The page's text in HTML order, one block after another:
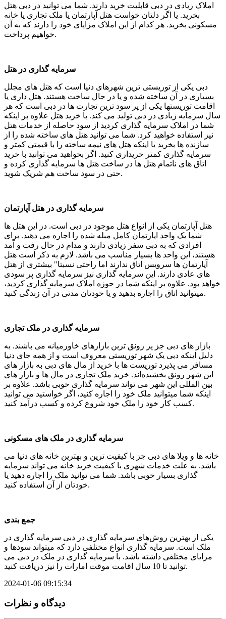
املاک زیادی در دبی قابلیت خرید دارند. شما می توانید در دبی هتل
بخرید. یا اگر دلتان خواست هتل آپارتمان یا ملک تجاری یا خانه
مسکونی بخرید. هر کدام از این املاک مزایای خود را دارند که به آن
خواهیم پرداخت.
سرمایه گذاری در هتل
دبی یکی از توریستی ترین شهرهای دنیا است که هتل های مجلل
بسیاری در آن ساخته شده و یا در حال ساخت هستند. هتل داری یا
اقامت توریستها یکی از پر سود ترین تجارت ها در دبی است که هر
سال سرمایه زیادی در دبی تولید می کند. با خرید هتل علاوه بر اینکه
شما در املاک سرمایه گذاری کردید از سود حاصله از خدمات هتل
نیز استفاده خواهید کرد. شما می توانید هتل های ساخته شده را از
سازنده ها بخرید یا اینکه هتل های نیمه ساخته را با قیمتی کمتر و
سرمایه گذاری کمتر خریداری کنید. اگر بخواهید می توانید با خرید
اتاق های ناتمام هتل ها در ساخت هتل ها سرمایه گذاری کرده و
حتی در سود ساخت هم شریک شوید.
سرمایه گذاری در هتل آپارتمان
هتل آپارتمان یکی از انواع هتل موجود در دبی است. در این هتل ها
شما یک واحد اپارتمان کامل مبله شده را اجاره می دهید. برای
افرادی که به دبی سفر زیادی دارند و مدام در حال رفت و آمد
هستند، این واحد ها بسیار مناسب می باشد. لازم به ذکر است هتل
آپارتمان ها سرویس اتاق ندارند اما راحتی نسبتا" بیشتری از هتل
های عادی دارند. این سرمایه گذاری نیز سرمایه گذاری پر سودی
خواهد بود. علاوه بر اینکه شما در حوزه املاک سرمایه گذاری کردید،
میتوانید اتاق را اجاره بدهید و یا خودتان مدتی در آن زندگی کنید.
سرمایه گذاری در ملک تجاری
بازار های دبی جز پر رونق ترین بازارهای خاورمیانه می باشند. به
دلیل اینکه دبی یک شهر توریستی معروف است و از همه جای دنیا
مسافر می پذیرد توریست ها با خرید از مال های دبی به بازار های
این شهر رونق بخشیده‌اند. خرید ملک تجاری در مال ها و بازار های
بین المللی این شهر می تواند سرمایه گذاری خوبی باشد. علاوه بر
اینکه شما میتوانید ملک خود را اجاره کنید، اگر خواستید می توانید
کسب کار خود را ملک خود شروع کرده و کسب درآمد کنید.
سرمایه گذاری در ملک های مسکونی
خانه ها و ویلا های دبی جز با کیفیت ترین و بهترین خانه های دنیا می
باشد. به علت خدمات شهری با کیفیت خرید خانه می تواند سرمایه
گذاری بسیار خوبی باشد. شما می توانید ملک را اجاره دهید یا
خودتان از آن استفاده کنید.
جمع بندی
یکی از بهترین روش‌های سرمایه گذاری در دبی سرمایه گذاری در
ملک است. سرمایه گذاری انواع مختلفی دارد که میتواند سودها و
مزایای مختلفی داشته باشد. با سرمایه گذاری در ملک در دبی می
توانید تا 10 سال اقامت موقت امارات را نیز دریافت کنید.
2024-01-06 09:15:34
دیدگاه‌ و نظرات